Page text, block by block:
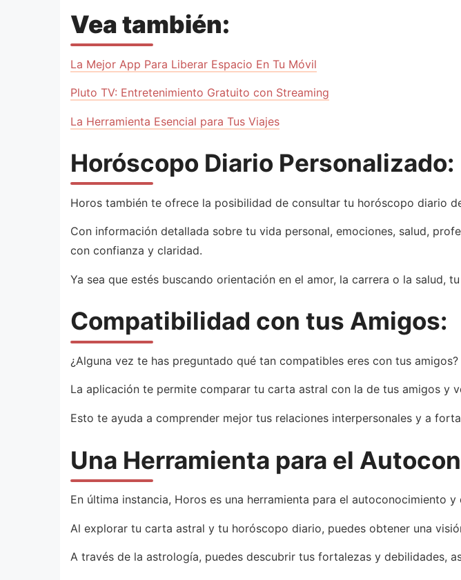
Vea también:
La Mejor App Para Liberar Espacio En Tu Móvil
Pluto TV: Entretenimiento Gratuito con Streaming
La Herramienta Esencial para Tus Viajes
Horóscopo Diario Personalizado:
Horos también te ofrece la posibilidad de consultar tu horóscopo diario
Con información detallada sobre tu vida personal, emociones, salud,
con confianza y claridad.
Ya sea que estés buscando orientación en el amor, la carrera o la salud,
Compatibilidad con tus Amigos:
¿Alguna vez te has preguntado qué tan compatibles eres con tus
La aplicación te permite comparar tu carta astral con la de tus amigos y
Esto te ayuda a comprender mejor tus relaciones interpersonales y a
Una Herramienta para el
En última instancia, Horos es una herramienta para el autoconocimiento
Al explorar tu carta astral y tu horóscopo diario, puedes obtener una
A través de la astrología, puedes descubrir tus fortalezas y debilidades,